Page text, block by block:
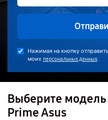
Нажимая на кнопку
моих персональных данных.
Выберите
Prime Asus